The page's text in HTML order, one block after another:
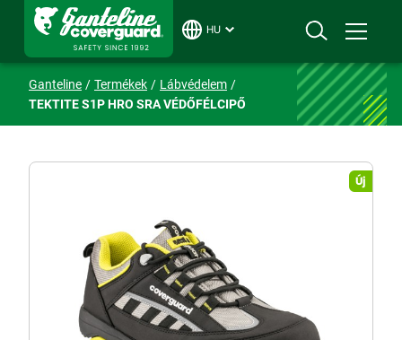
HU
Ganteline Termékek
Lábvédelem
TEKTITE S1P HRO SRA VÉDŐFÉLCIPŐ
Új